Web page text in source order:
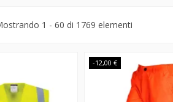
1 - 60 di 1769 elementi
-12,00 €